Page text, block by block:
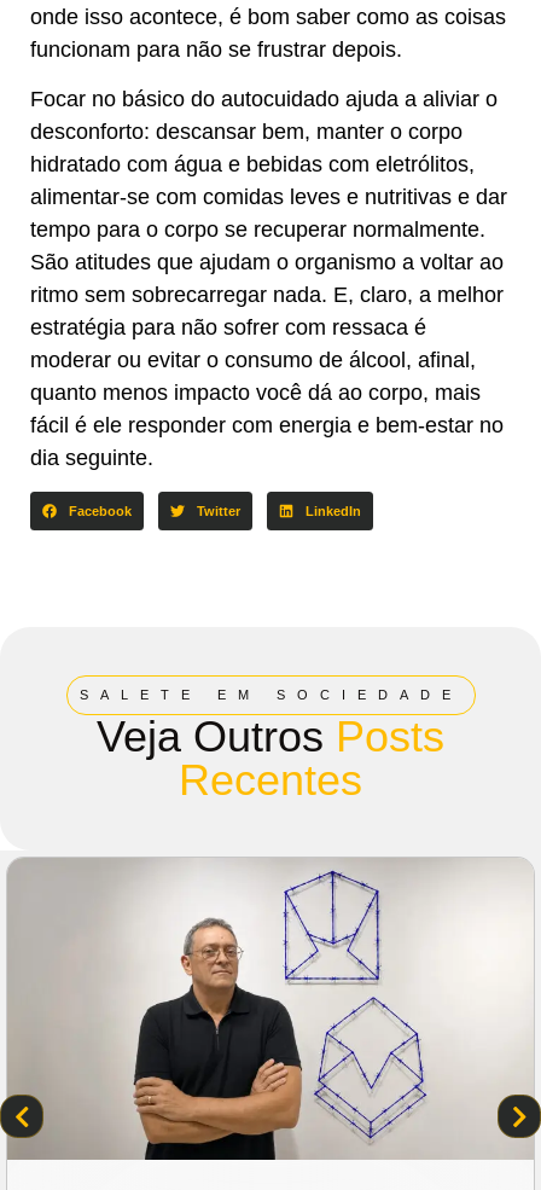
onde isso acontece, é bom saber como as coisas
funcionam para não se frustrar depois.
Focar no básico do autocuidado ajuda a aliviar o
desconforto: descansar bem, manter o corpo
hidratado com água e bebidas com eletrólitos,
alimentar-se com comidas leves e nutritivas e dar
tempo para o corpo se recuperar normalmente.
São atitudes que ajudam o organismo a voltar ao
ritmo sem sobrecarregar nada. E, claro, a melhor
estratégia para não sofrer com ressaca é
moderar ou evitar o consumo de álcool, afinal,
quanto menos impacto você dá ao corpo, mais
fácil é ele responder com energia e bem-estar no
dia seguinte.
Facebook Twitter LinkedIn
SALETE EM SOCIEDADE
Veja Outros Posts
Recentes